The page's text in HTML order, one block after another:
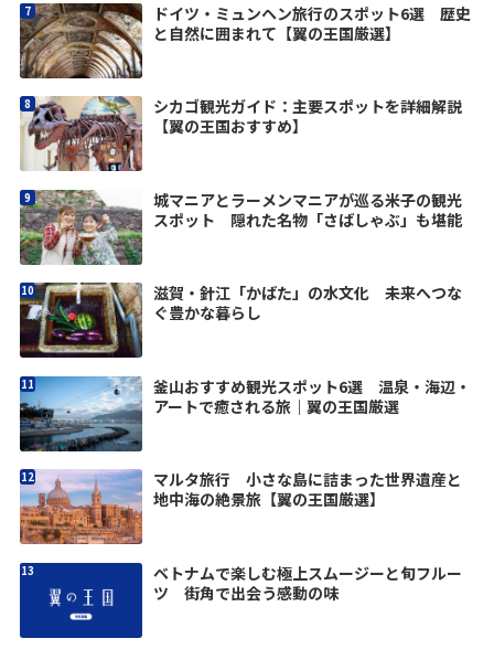
ドイツ・ミュンヘン旅行のスポット6選 歴史
と自然に囲まれて【翼の王国厳選】
シカゴ観光ガイド：主要スポットを詳細解説
【翼の王国おすすめ】
城マニアとラーメンマニアが巡る米子の観光
スポット 隠れた名物「さばしゃぶ」も堪能
滋賀・針江「かばた」の水文化 未来へつな
ぐ豊かな暮らし
釜山おすすめ観光スポット6選 温泉・海辺・
アートで癒される旅｜翼の王国厳選
マルタ旅行 小さな島に詰まった世界遺産と
地中海の絶景旅【翼の王国厳選】
ベトナムで楽しむ極上スムージーと旬フルー
ツ 街角で出会う感動の味